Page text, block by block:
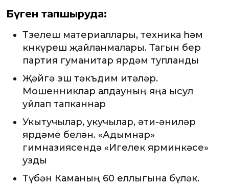
Бүген тапшыруда:
Төзелеш материаллары, техника һәм
көнкүреш җайланмалары. Тагын бер
партия гуманитар ярдәм тупланды
Җәйгә эш тәкъдим итәләр.
Мошенниклар алдауның яңа ысул
уйлап тапканнар
Укытучылар, укучылар, әти-әниләр
ярдәме белән. «Адымнар»
гимназиясендә «Игелек ярминкәсе»
узды
Түбән Каманың 60 еллыгына бүләк.